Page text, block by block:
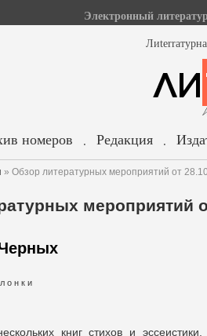
Электронный
номеров . Редакция .
» Обзор литературных мероприятий от
мероприятий
о н к и
книг стихов и эссеистики.